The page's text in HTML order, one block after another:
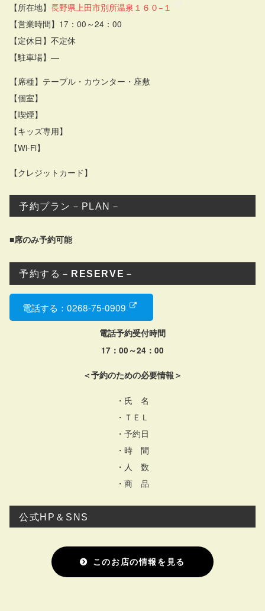
【所在地】 長野県上田市別所温泉１６０−１
【営業時間】17：00～24：00
【定休日】不定休
【駐車場】―
【席種】テーブル・カウンター・座敷
【個室】
【喫煙】
【キッズ専用】
【Wi-Fi】
【クレジットカード】
予約プラン－PLAN－
■席のみ予約可能
予約する－ RESERVE －
電話する：0268-75-0909
電話予約受付時間
17：00～24：00
＜予約のための必要情報＞
・氏 名
・ＴＥＬ
・予約日
・時 間
・人 数
・商 品
公式HP＆SNS
このお店の情報を見る